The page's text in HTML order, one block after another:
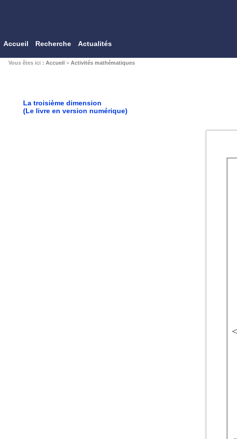
Accueil Recherche Actualités
Vous êtes ici : Accueil> Activités mathématiques
La troisième dimension
(Le livre en version numérique)